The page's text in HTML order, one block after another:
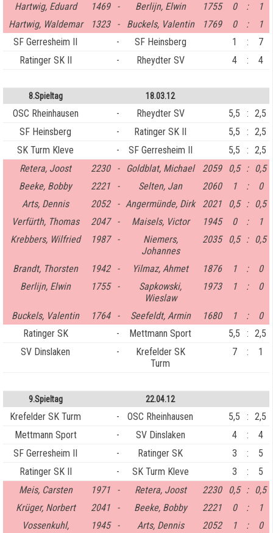
Hartwig, Eduard
1469 - Berlijn, Elwin 1755 0 :
1
Hartwig, Waldemar
1323 - Buckels, Valentin 1769 0 :
1
SF Gerresheim II
- SF Heinsberg 1 :
7
Ratinger SK II
- Rheydter SV 4 : 4
8.Spieltag 18.03.12
OSC Rheinhausen - Rheydter SV 5,5 : 2,5
SF Heinsberg
- Ratinger SK II 5,5 : 2,5
SK Turm Kleve
- SF Gerresheim II 5,5 : 2,5
Retera, Joost
2230 - Goldblat, Michael 2059 0,5 : 0,5
Beeke, Bobby
2221 - Selten, Jan 2060 1 :
0
Arts, Dennis
2052 - Angermünde, Dirk 2021 0,5 : 0,5
Verfürth, Thomas
2047 - Maisels, Victor 1945 0 :
1
Krebbers, Wilfried
1987 -
Niemers,
Johannes
2035 0,5 : 0,5
Brandt, Thorsten 1942 - Yilmaz, Ahmet 1876 1 :
0
Berlijn, Elwin
1755 -
Sapkowski,
Wieslaw
1973 1 : 0
Buckels, Valentin 1764 - Seefeldt, Armin 1680 1 :
0
Ratinger SK
- Mettmann Sport 5,5 : 2,5
SV Dinslaken
-
Krefelder SK
Turm
7 : 1
9.Spieltag 22.04.12
Krefelder SK Turm - OSC Rheinhausen 5,5 : 2,5
Mettmann Sport
- SV Dinslaken 4 :
4
SF Gerresheim II
- Ratinger SK 3 :
5
Ratinger SK II
- SK Turm Kleve 3 :
5
Meis, Carsten
1971 - Retera, Joost 2230 0,5 : 0,5
Krüger, Norbert
2041 - Beeke, Bobby 2221 0 :
1
Vossenkuhl,
1945 - Arts, Dennis 2052 1 : 0